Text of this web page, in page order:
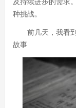
种挑战。
前几天，我看
故事